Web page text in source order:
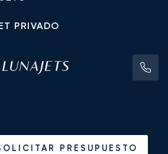
PRIVADO
PRESUPUESTO